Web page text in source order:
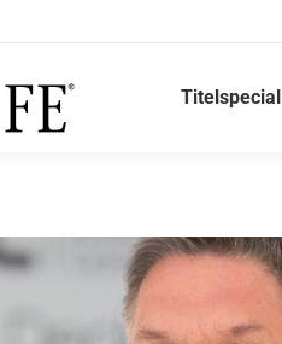
Titelspecial